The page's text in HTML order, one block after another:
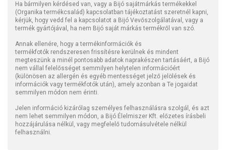
Ha bármilyen kérdésed van, vagy a Bijó sajátmárkás termékekkel
(Organika termékcsalád) kapcsolatban tájékoztatást szeretnél kapni,
kérjük, hogy vedd fel a kapcsolatot a Bijó Vevőszolgálatával, vagy a
termék gyártójával, ha nem Bijó saját márkás termékről van szó.
Annak ellenére, hogy a termékinformációk és
termékfotók rendszeresen frissítésre kerülnek és mindent
megteszünk a minél pontosabb adatok naprakészen tartásáért, a Bijó
nem vállal felelősséget semmilyen helytelen információért
(különösen az allergén és egyéb mentességet jelző jelölések és
információk vagy termékfotók után), amely azonban a Te jogaidat
semmilyen módon nem érinti.
Jelen információ kizárólag személyes felhasználásra szolgál, és azt
nem lehet semmilyen módon, a Bijó Élelmiszer Kft. előzetes írásbeli
hozzájárulása nélkül, vagy megfelelő tudomásulvétele nélkül
felhasználni.